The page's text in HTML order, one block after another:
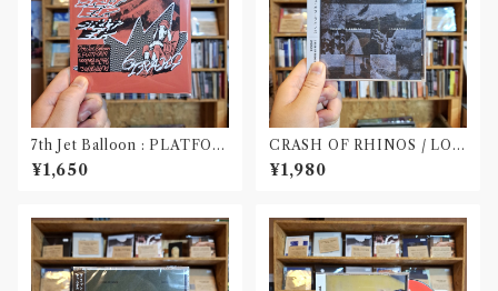
7th Jet Balloon : PLATFOR
M SPLIT EP(CD)〝長野〟×
〝大阪〟
¥1,650
CRASH OF RHINOS / LOG
BOOK(CD)
¥1,980